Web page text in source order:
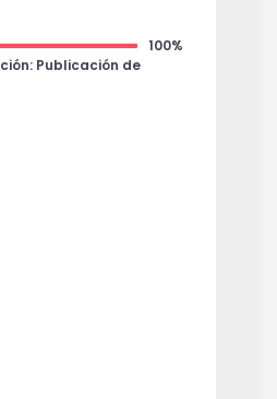
100%
Publicación de